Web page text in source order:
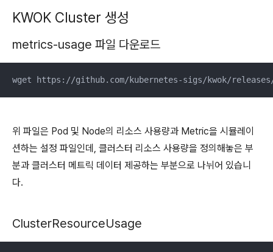
KWOK Cluster 생성
metrics-usage 파일 다운로드
wget https://github.com/kubernetes-sigs/kwok/
위 파일은 Pod 및 Node의 리소스 사용량과 Metric을 시뮬레이
션하는 설정 파일인데, 클러스터 리소스 사용량을 정의해놓은 부
분과 클러스터 메트릭 데이터 제공하는 부분으로 나뉘어 있습니
다.
ClusterResourceUsage